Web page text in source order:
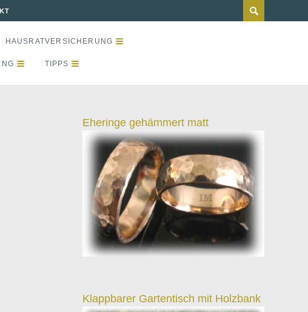
HAUSRATVERSICHERUNG
TIPPS
Eheringe gehämmert matt
Klappbarer Gartentisch mit Holzbank